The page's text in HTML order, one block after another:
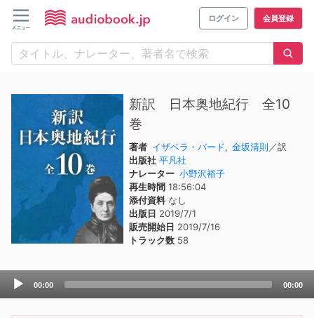
ログイン 会員登録
新訳 日本奥地紀行 全10
巻
著者 イザベラ・バード, 金坂清則 ／訳
出版社 平凡社
ナレーター 小野沢裕子
再生時間 18:56:04
添付資料なし
出版日 2019/7/1
販売開始日 2019/7/16
トラック数 58
Audio
Player
00:00 00:00